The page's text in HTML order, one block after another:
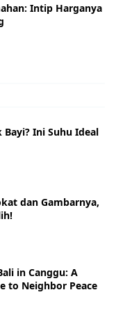
Intip Harganya
Ini Suhu Ideal
dan Gambarnya,
in Canggu: A
to Neighbor Peace